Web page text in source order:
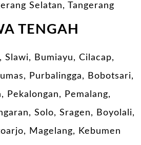
Selatan, Tangerang
TENGAH
Slawi, Bumiayu, Cilacap,
Purbalingga, Bobotsari,
Pekalongan, Pemalang,
Solo, Sragen, Boyolali,
Magelang, Kebumen